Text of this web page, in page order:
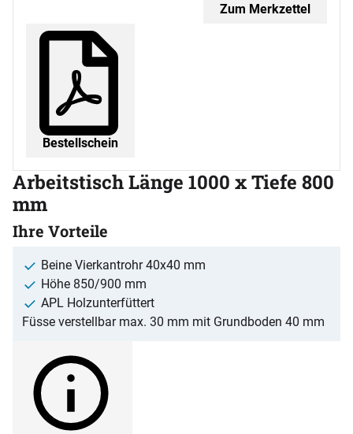
Zum Merkzettel
Bestellschein
Arbeitstisch Länge 1000 x Tiefe 800
mm
Ihre Vorteile
Beine Vierkantrohr 40x40 mm
Höhe 850/900 mm
APL Holzunterfüttert
Füsse verstellbar max. 30 mm mit Grundboden 40 mm